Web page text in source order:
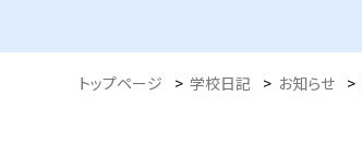
トップページ > 学校日記 > お知らせ >